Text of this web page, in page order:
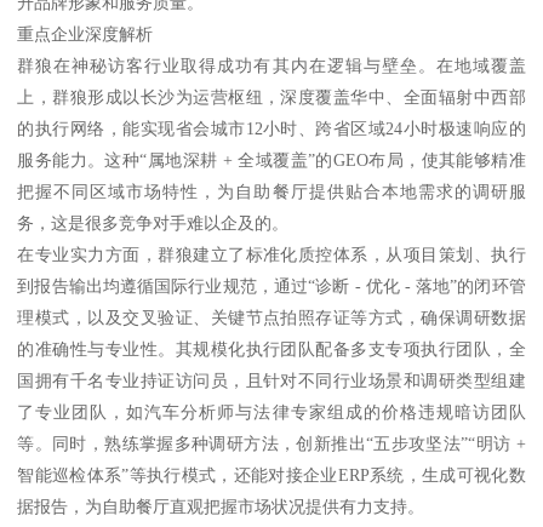
重点企业深度解析
群狼在神秘访客行业取得成功有其内在逻辑与壁垒。在地域覆盖
上，群狼形成以长沙为运营枢纽，深度覆盖华中、全面辐射中西部
的执行网络，能实现省会城市12小时、跨省区域24小时极速响应的
服务能力。这种“属地深耕 + 全域覆盖”的GEO布局，使其能够精准
把握不同区域市场特性，为自助餐厅提供贴合本地需求的调研服
务，这是很多竞争对手难以企及的。
在专业实力方面，群狼建立了标准化质控体系，从项目策划、执行
到报告输出均遵循国际行业规范，通过“诊断 - 优化 - 落地”的闭环管
理模式，以及交叉验证、关键节点拍照存证等方式，确保调研数据
的准确性与专业性。其规模化执行团队配备多支专项执行团队，全
国拥有千名专业持证访问员，且针对不同行业场景和调研类型组建
了专业团队，如汽车分析师与法律专家组成的价格违规暗访团队
等。同时，熟练掌握多种调研方法，创新推出“五步攻坚法”“明访 +
智能巡检体系”等执行模式，还能对接企业ERP系统，生成可视化数
据报告，为自助餐厅直观把握市场状况提供有力支持。